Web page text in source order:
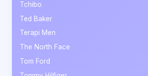
Tchibo
Ted Baker
Terapi Men
The North Face
Tom Ford